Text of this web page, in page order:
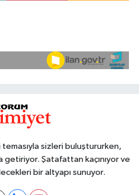
sizleri buluştururken,
Şatafattan kaçınıyor ve
bir altyapı sunuyor.